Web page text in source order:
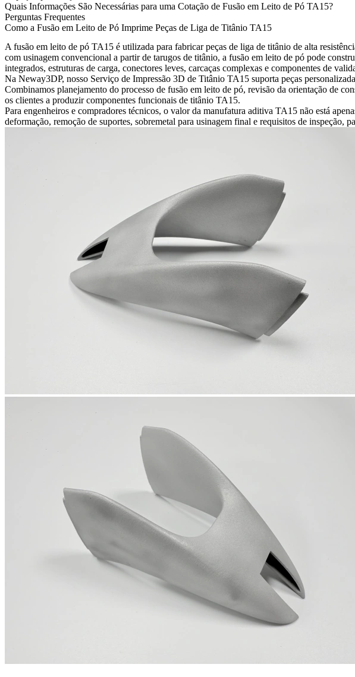
Quais Informações São Necessárias para uma Cotação de Fusão em Leito de Pó TA15?
Perguntas Frequentes
Como a Fusão em Leito de Pó Imprime Peças de Liga de Titânio TA15
A fusão em leito de pó TA15 é utilizada para fabricar peças de liga de titânio de alta
com usinagem convencional a partir de tarugos de titânio, a fusão em leito de pó pode
integrados, estruturas de carga, conectores leves, carcaças complexas e componentes de
Na Neway3DP, nosso Serviço de Impressão 3D de Titânio TA15 suporta peças
Combinamos planejamento do processo de fusão em leito de pó, revisão da orientação de
os clientes a produzir componentes funcionais de titânio TA15.
Para engenheiros e compradores técnicos, o valor da manufatura aditiva TA15 não está
deformação, remoção de suportes, sobremetal para usinagem final e requisitos de inspeção,